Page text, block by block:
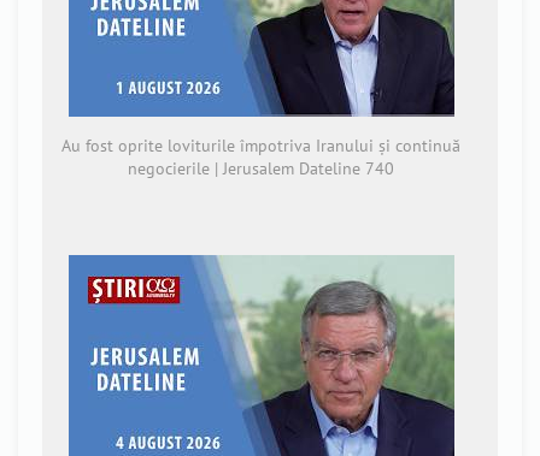
Au fost oprite loviturile împotriva Iranului și continuă
negocierile | Jerusalem Dateline 740